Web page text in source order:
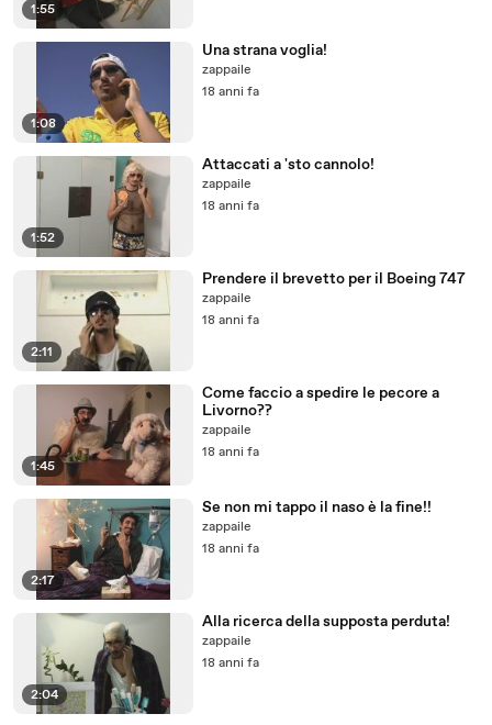
1:55
1:08
Una strana voglia!
zappaile
18 anni fa
1:52
Attaccati a 'sto cannolo!
zappaile
18 anni fa
2:11
Prendere il brevetto per il Boeing 747
zappaile
18 anni fa
1:45
Come faccio a spedire le pecore a
Livorno??
zappaile
18 anni fa
2:17
Se non mi tappo il naso è la fine!!
zappaile
18 anni fa
2:04
Alla ricerca della supposta perduta!
zappaile
18 anni fa